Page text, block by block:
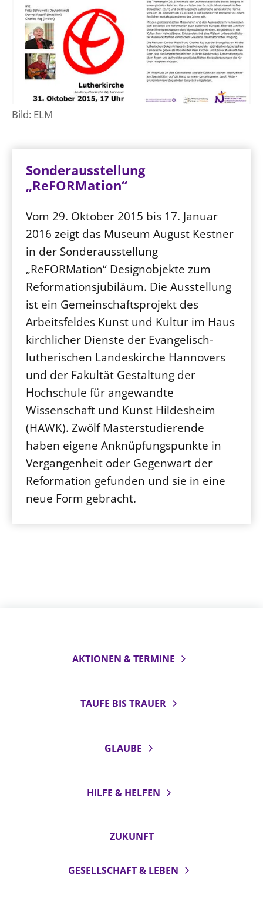
Bild: ELM
Sonderausstellung
„ReFORMation“
Vom 29. Oktober 2015 bis 17. Januar
2016 zeigt das Museum August Kestner
in der Sonderausstellung
„ReFORMation“ Designobjekte zum
Reformationsjubiläum. Die Ausstellung
ist ein Gemeinschaftsprojekt des
Arbeitsfeldes Kunst und Kultur im Haus
kirchlicher Dienste der Evangelisch-
lutherischen Landeskirche Hannovers
und der Fakultät Gestaltung der
Hochschule für angewandte
Wissenschaft und Kunst Hildesheim
(HAWK). Zwölf Masterstudierende
haben eigene Anknüpfungspunkte in
Vergangenheit oder Gegenwart der
Reformation gefunden und sie in eine
neue Form gebracht.
AKTIONEN & TERMINE
TAUFE BIS TRAUER
GLAUBE
HILFE & HELFEN
ZUKUNFT
GESELLSCHAFT & LEBEN